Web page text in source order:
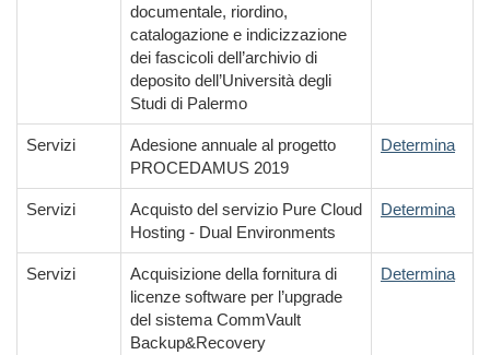
documentale, riordino,
catalogazione e indicizzazione
dei fascicoli dell’archivio di
deposito dell’Università degli
Studi di Palermo
Servizi
Adesione annuale al progetto
PROCEDAMUS 2019
Determina
Servizi
Acquisto del servizio Pure Cloud
Hosting - Dual Environments
Determina
Servizi
Acquisizione della fornitura di
licenze software per l’upgrade
del sistema CommVault
Backup&Recovery
Determina